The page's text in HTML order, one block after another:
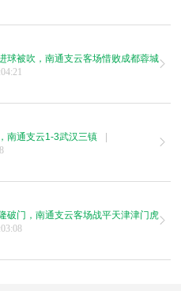
球被吹，南通支云客场惜败成都蓉城
南通支云1-3武汉三镇
|
破门，南通支云客场战平天津津门虎